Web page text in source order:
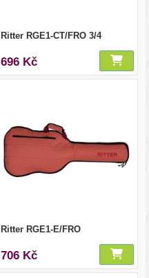
Ritter RGE1-CT/FRO 3/4
696 Kč
Ritter RGE1-E/FRO
706 Kč